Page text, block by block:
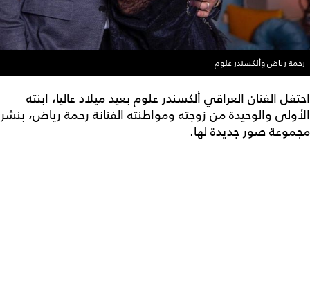
رحمة رياض وألكسندر علوم
احتفل الفنان العراقي ألكسندر علوم بعيد ميلاد عاليا، ابنته
الأولى والوحيدة من زوجته ومواطنته الفنانة رحمة رياض، بنشر
مجموعة صور جديدة لها.